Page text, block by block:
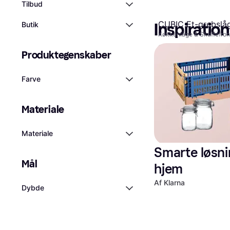
Tilbud
Butik
Produktegenskaber
Farve
Materiale
Materiale
Mål
Dybde
CUBIC Et-
Køkkenlåge &
1.165 kr.
Inspiration
Smarte
hjem
Af Klarna